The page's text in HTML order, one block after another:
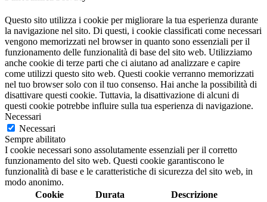
Questo sito utilizza i cookie per migliorare la tua esperienza durante
la navigazione nel sito. Di questi, i cookie classificati come necessari
vengono memorizzati nel browser in quanto sono essenziali per il
funzionamento delle funzionalità di base del sito web. Utilizziamo
anche cookie di terze parti che ci aiutano ad analizzare e capire
come utilizzi questo sito web. Questi cookie verranno memorizzati
nel tuo browser solo con il tuo consenso. Hai anche la possibilità di
disattivare questi cookie. Tuttavia, la disattivazione di alcuni di
questi cookie potrebbe influire sulla tua esperienza di navigazione.
Necessari
Necessari
Sempre abilitato
I cookie necessari sono assolutamente essenziali per il corretto
funzionamento del sito web. Questi cookie garantiscono le
funzionalità di base e le caratteristiche di sicurezza del sito web, in
modo anonimo.
Cookie
Durata Descrizione